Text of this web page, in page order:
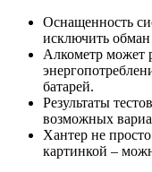
Оснащенность
исключить
Алкометр может
батарей.
Результаты
возможных
Хантер не
картинкой –